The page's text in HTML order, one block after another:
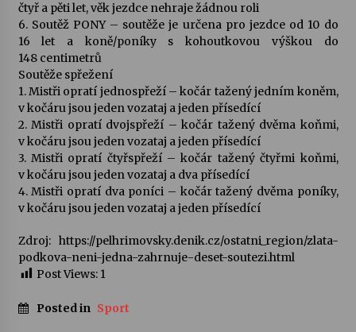
čtyř a pěti let, věk jezdce nehraje žádnou roli
6. Soutěž PONY – soutěže je určena pro jezdce od 10 do
16 let a koně/poníky s kohoutkovou výškou do
148 centimetrů
Soutěže spřežení
1. Mistři opratí jednospřeží – kočár tažený jedním koněm,
v kočáru jsou jeden vozataj a jeden přísedící
2. Mistři opratí dvojspřeží – kočár tažený dvěma koňmi,
v kočáru jsou jeden vozataj a jeden přísedící
3. Mistři opratí čtyřspřeží – kočár tažený čtyřmi koňmi,
v kočáru jsou jeden vozataj a dva přísedící
4. Mistři opratí dva poníci – kočár tažený dvěma poníky,
v kočáru jsou jeden vozataj a jeden přísedící
Zdroj: https://pelhrimovsky.denik.cz/ostatni_region/zlata-
podkova-neni-jedna-zahrnuje-deset-soutezi.html
Post Views: 1
Posted in Sport